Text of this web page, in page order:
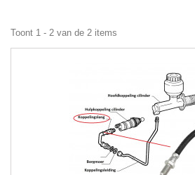
Toont 1 - 2 van de 2 items